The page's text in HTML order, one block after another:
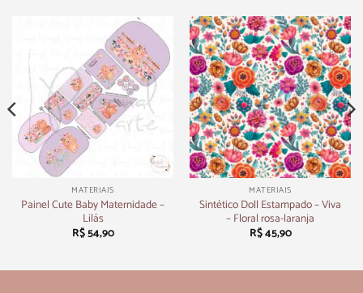
MATERIAIS
Painel Cute Baby Maternidade –
Lilás
R$54,90
MATERIAIS
Sintético Doll Estampado – Viva
– Floral rosa-laranja
R$45,90